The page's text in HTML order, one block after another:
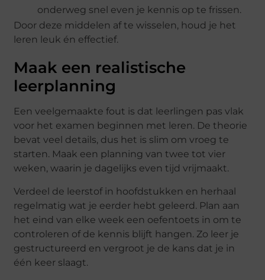
onderweg snel even je kennis op te frissen.
Door deze middelen af te wisselen, houd je het
leren leuk én effectief.
Maak een realistische
leerplanning
Een veelgemaakte fout is dat leerlingen pas vlak
voor het examen beginnen met leren. De theorie
bevat veel details, dus het is slim om vroeg te
starten. Maak een planning van twee tot vier
weken, waarin je dagelijks even tijd vrijmaakt.
Verdeel de leerstof in hoofdstukken en herhaal
regelmatig wat je eerder hebt geleerd. Plan aan
het eind van elke week een oefentoets in om te
controleren of de kennis blijft hangen. Zo leer je
gestructureerd en vergroot je de kans dat je in
één keer slaagt.